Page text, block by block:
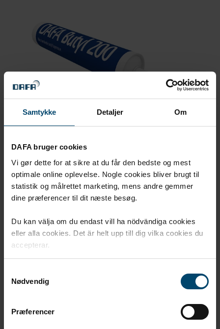
Samtykke Detaljer Om
DAFA bruger cookies
Vi gør dette for at sikre at du får den bedste og mest
optimale online oplevelse. Nogle cookies bliver brugt til
statistik og målrettet marketing, mens andre gemmer
dine præferencer til dit næste besøg.
Du kan välja om du endast vill ha nödvändiga cookies
eller alla cookies. Det är helt upp till dig vilka cookies du
accepterar.
Nødvendig
Præferencer
DAFA Butyl 200 fogmassa
DAFA Butyl 200 fogmassa bland annat i överlappande